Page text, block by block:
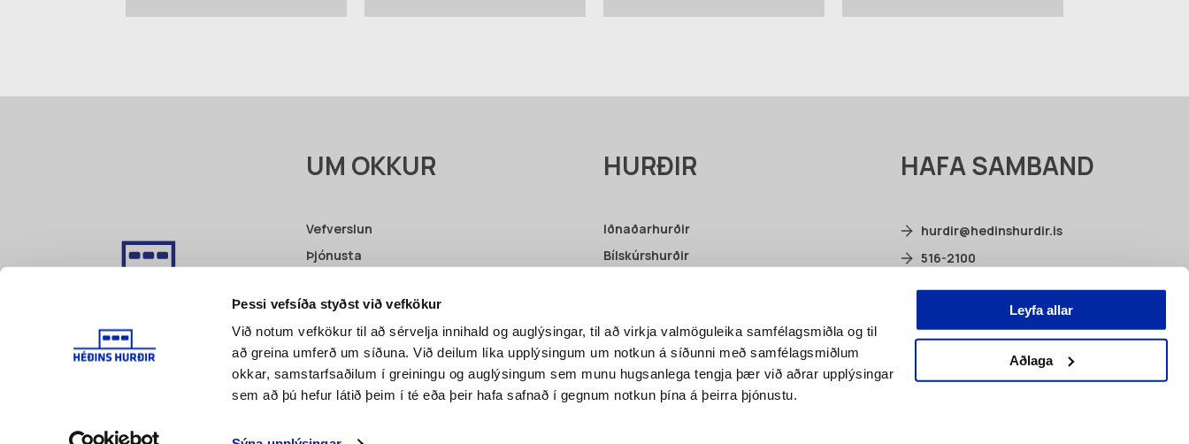
Þessi vefsíða styðst við vefkökur
Við notum vefkökur til að sérvelja innihald og auglýsingar, til að virkja valmöguleika samfélagsmiðla og til
að greina umferð um síðuna. Við deilum líka upplýsingum um notkun á síðunni með samfélagsmiðlum
okkar, samstarfsaðilum í greiningu og auglýsingum sem munu hugsanlega tengja þær við aðrar upplýsingar
sem að þú hefur látið þeim í té eða þeir hafa safnað í gegnum notkun þína á þeirra þjónustu.
Leyfa allar
Aðlaga
UM OKKUR
Vefverslun
Þjónusta
Vottanir
Pöntunarbeiðni
Skilmálar
HURÐIR
Iðnaðarhurðir
Bílskúrshurðir
HAFA SAMBAND
hurdir@hedinshurdir.is
516-2100
Selhella 2, 221 Hafnarfjörður
facebook.com/hedinshurdir